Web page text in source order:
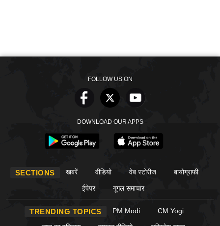
FOLLOW US ON
DOWNLOAD OUR APPS
SECTIONS खबरें वीडियो वेब स्टोरीज बायोग्राफी
ईपेपर गूगल समाचार
TRENDING TOPICS PM Modi CM Yogi